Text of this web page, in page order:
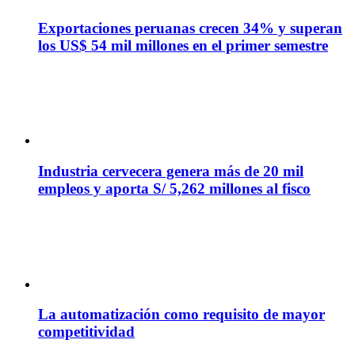
Exportaciones peruanas crecen 34% y superan
los US$ 54 mil millones en el primer semestre
Industria cervecera genera más de 20 mil
empleos y aporta S/ 5,262 millones al fisco
La automatización como requisito de mayor
competitividad